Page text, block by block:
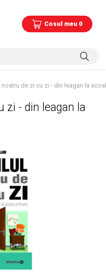
Cosul meu 0
nostru de zi cu zi - din leagan la
zi - din leagan la